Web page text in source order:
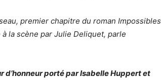
, premier chapitre du roman Impossibles
la scène par Julie Deliquet, parle
d’honneur porté par Isabelle Huppert et